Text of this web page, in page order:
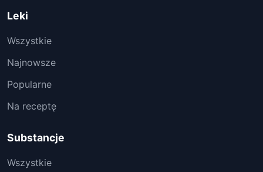
Leki
Wszystkie
Najnowsze
Popularne
Na receptę
Substancje
Wszystkie